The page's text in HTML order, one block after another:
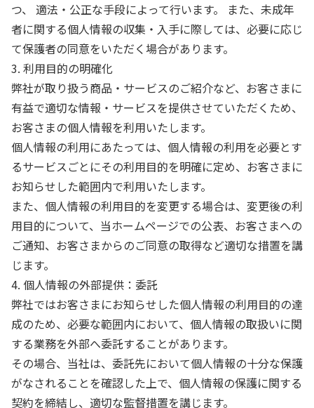
つ、 適法・公正な手段によって行います。 また、未成年
者に関する個人情報の収集・入手に際しては、必要に応じ
て保護者の同意をいただく場合があります。
3. 利用目的の明確化
弊社が取り扱う商品・サービスのご紹介など、お客さまに
有益で適切な情報・サービスを提供させていただくため、
お客さまの個人情報を利用いたします。
個人情報の利用にあたっては、個人情報の利用を必要とす
るサービスごとにその利用目的を明確に定め、お客さまに
お知らせした範囲内で利用いたします。
また、個人情報の利用目的を変更する場合は、変更後の利
用目的について、当ホームページでの公表、お客さまへの
ご通知、お客さまからのご同意の取得など適切な措置を講
じます。
4. 個人情報の外部提供：委託
弊社ではお客さまにお知らせした個人情報の利用目的の達
成のため、必要な範囲内において、個人情報の取扱いに関
する業務を外部へ委託することがあります。
その場合、当社は、委託先において個人情報の十分な保護
がなされることを確認した上で、個人情報の保護に関する
契約を締結し、適切な監督措置を講じます。